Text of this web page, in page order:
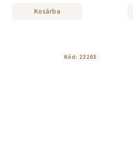
Kosárba
Kód: 23265